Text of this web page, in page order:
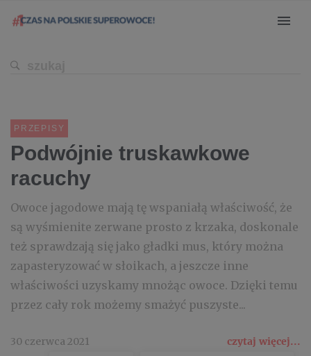
PRZEPISY
Podwójnie truskawkowe
racuchy
Owoce jagodowe mają tę wspaniałą właściwość, że
są wyśmienite zerwane prosto z krzaka, doskonale
też sprawdzają się jako gładki mus, który można
zapasteryzować w słoikach, a jeszcze inne
właściwości uzyskamy mnożąc owoce. Dzięki temu
przez cały rok możemy smażyć puszyste...
30 czerwca 2021 czytaj więcej...